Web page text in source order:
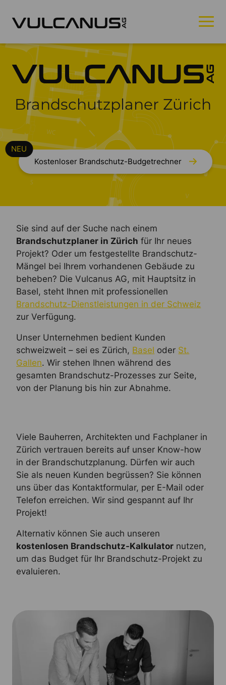
Brandschutzplaner Zürich
Kostenloser Brandschutz-Budgetrechner
Sie sind auf der Suche nach einem
Brandschutzplaner in Zürich für Ihr neues
Projekt? Oder um festgestellte Brandschutz-
Mängel bei Ihrem vorhandenen Gebäude zu
beheben? Die Vulcanus AG, mit Hauptsitz in
Basel, steht Ihnen mit professionellen
Brandschutz-Dienstleistungen in der Schweiz
zur Verfügung.
Unser Unternehmen bedient Kunden
schweizweit – sei es Zürich, Basel oder St.
Gallen. Wir stehen Ihnen während des
gesamten Brandschutz-Prozesses zur Seite,
von der Planung bis hin zur Abnahme.
Viele Bauherren, Architekten und Fachplaner in
Zürich vertrauen bereits auf unser Know-how
in der Brandschutzplanung. Dürfen wir auch
Sie als neuen Kunden begrüssen? Sie können
uns über das Kontaktformular, per E-Mail oder
Telefon erreichen. Wir sind gespannt auf Ihr
Projekt!
Alternativ können Sie auch unseren
kostenlosen Brandschutz-Kalkulator nutzen,
um das Budget für Ihr Brandschutz-Projekt zu
evaluieren.